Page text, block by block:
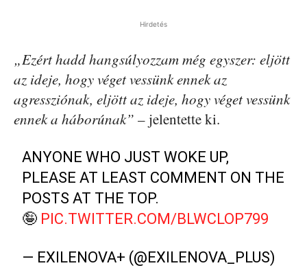
Hirdetés
„Ezért hadd hangsúlyozzam még egyszer: eljött
az ideje, hogy véget vessünk ennek az
agressziónak, eljött az ideje, hogy véget vessünk
ennek a háborúnak” – jelentette ki.
ANYONE WHO JUST WOKE UP,
PLEASE AT LEAST COMMENT ON THE
POSTS AT THE TOP.
🤪 PIC.TWITTER.COM/BLWCLOP799
— EXILENOVA+ (@EXILENOVA_PLUS)